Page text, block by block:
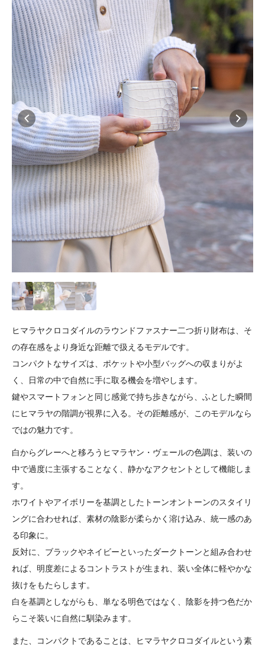
ヒマラヤクロコダイルのラウンドファスナー二つ折り財布は、そ
の存在感をより身近な距離で扱えるモデルです。
コンパクトなサイズは、ポケットや小型バッグへの収まりがよ
く、日常の中で自然に手に取る機会を増やします。
鍵やスマートフォンと同じ感覚で持ち歩きながら、ふとした瞬間
にヒマラヤの階調が視界に入る。その距離感が、このモデルなら
ではの魅力です。
白からグレーへと移ろうヒマラヤン・ヴェールの色調は、装いの
中で過度に主張することなく、静かなアクセントとして機能しま
す。
ホワイトやアイボリーを基調としたトーンオントーンのスタイリ
ングに合わせれば、素材の陰影が柔らかく溶け込み、統一感のあ
る印象に。
反対に、ブラックやネイビーといったダークトーンと組み合わせ
れば、明度差によるコントラストが生まれ、装い全体に軽やかな
抜けをもたらします。
白を基調としながらも、単なる明色ではなく、陰影を持つ色だか
らこそ装いに自然に馴染みます。
また、コンパクトであることは、ヒマラヤクロコダイルという素